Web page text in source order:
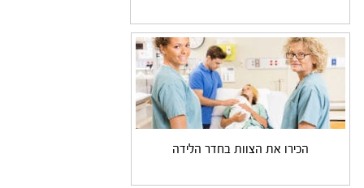
הכירו את הצוות בחדר הלידה